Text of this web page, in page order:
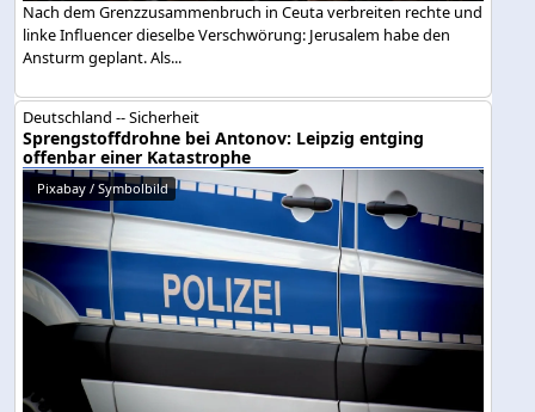
Nach dem Grenzzusammenbruch in Ceuta verbreiten rechte und
linke Influencer dieselbe Verschwörung: Jerusalem habe den
Ansturm geplant. Als...
Deutschland -- Sicherheit
Sprengstoffdrohne bei Antonov: Leipzig entging
offenbar einer Katastrophe
Pixabay / Symbolbild